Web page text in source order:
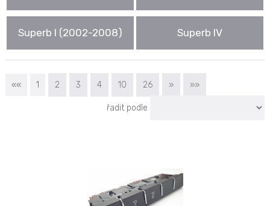
Superb I (2002-2008) Superb IV
«« 1 2 3 4 10 26 » »»
řadit podle